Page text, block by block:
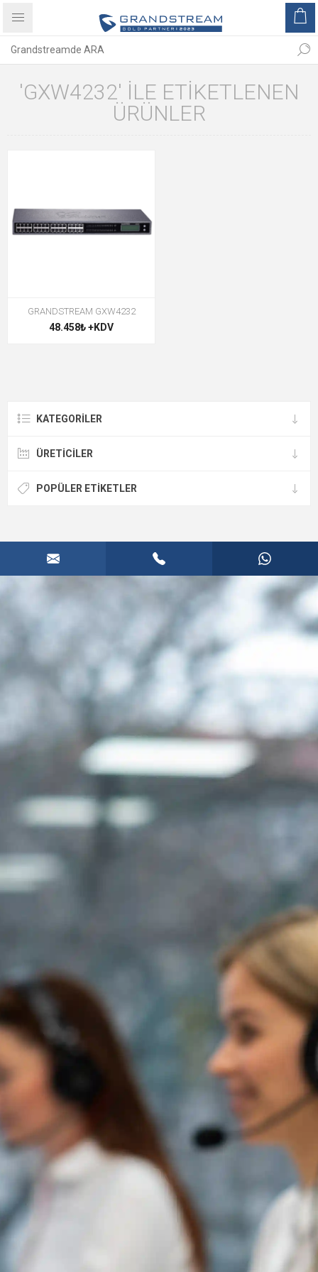
'GXW4232' ILE ETIKETLENEN
ÜRÜNLER
GRANDSTREAM GXW4232
48.458₺ +KDV
KATEGORILER
ÜRETICILER
POPÜLER ETIKETLER